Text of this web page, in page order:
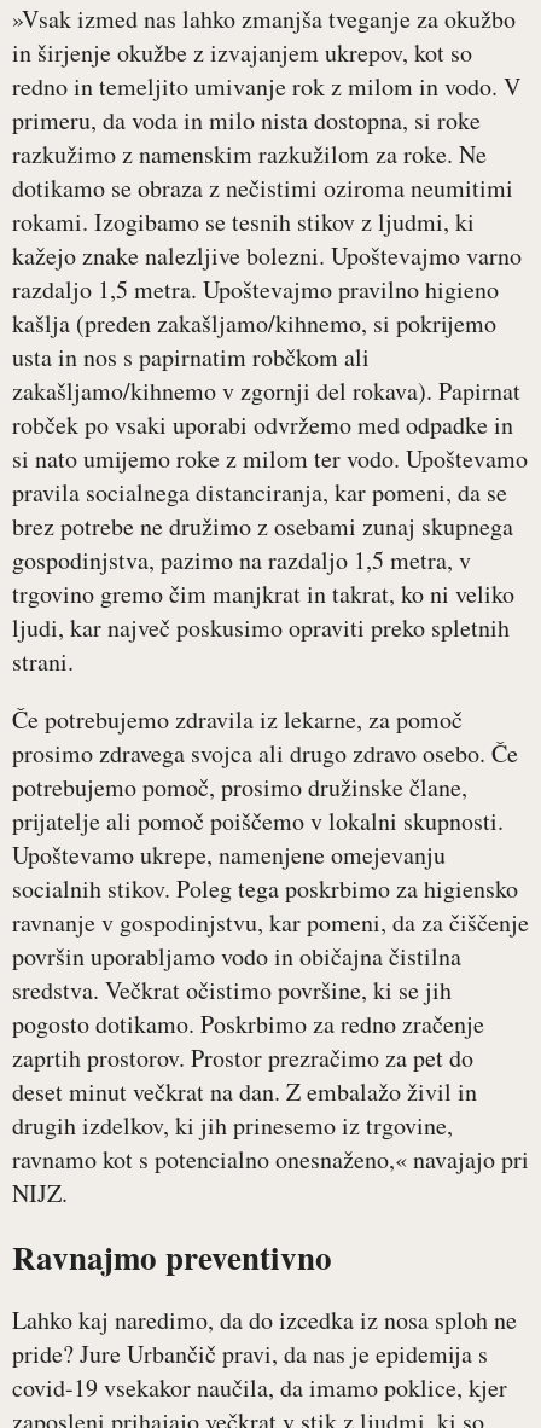
»Vsak izmed nas lahko zmanjša tveganje za okužbo
in širjenje okužbe z izvajanjem ukrepov, kot so
redno in temeljito umivanje rok z milom in vodo. V
primeru, da voda in milo nista dostopna, si roke
razkužimo z namenskim razkužilom za roke. Ne
dotikamo se obraza z nečistimi oziroma neumitimi
rokami. Izogibamo se tesnih stikov z ljudmi, ki
kažejo znake nalezljive bolezni. Upoštevajmo varno
razdaljo 1,5 metra. Upoštevajmo pravilno higieno
kašlja (preden zakašljamo/kihnemo, si pokrijemo
usta in nos s papirnatim robčkom ali
zakašljamo/kihnemo v zgornji del rokava). Papirnat
robček po vsaki uporabi odvržemo med odpadke in
si nato umijemo roke z milom ter vodo. Upoštevamo
pravila socialnega distanciranja, kar pomeni, da se
brez potrebe ne družimo z osebami zunaj skupnega
gospodinjstva, pazimo na razdaljo 1,5 metra, v
trgovino gremo čim manjkrat in takrat, ko ni veliko
ljudi, kar največ poskusimo opraviti preko spletnih
strani.
Če potrebujemo zdravila iz lekarne, za pomoč
prosimo zdravega svojca ali drugo zdravo osebo. Če
potrebujemo pomoč, prosimo družinske člane,
prijatelje ali pomoč poiščemo v lokalni skupnosti.
Upoštevamo ukrepe, namenjene omejevanju
socialnih stikov. Poleg tega poskrbimo za higiensko
ravnanje v gospodinjstvu, kar pomeni, da za čiščenje
površin uporabljamo vodo in običajna čistilna
sredstva. Večkrat očistimo površine, ki se jih
pogosto dotikamo. Poskrbimo za redno zračenje
zaprtih prostorov. Prostor prezračimo za pet do
deset minut večkrat na dan. Z embalažo živil in
drugih izdelkov, ki jih prinesemo iz trgovine,
ravnamo kot s potencialno onesnaženo,« navajajo pri
NIJZ.
Ravnajmo preventivno
Lahko kaj naredimo, da do izcedka iz nosa sploh ne
pride? Jure Urbančič pravi, da nas je epidemija s
covid-19 vsekakor naučila, da imamo poklice, kjer
zaposleni prihajajo večkrat v stik z ljudmi, ki so